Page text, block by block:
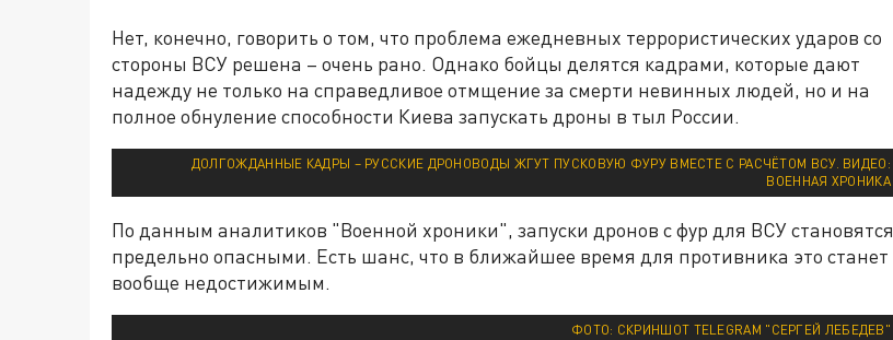
Нет, конечно, говорить о том, что проблема ежедневных террористических ударов со
стороны ВСУ решена – очень рано. Однако бойцы делятся кадрами, которые дают
надежду не только на справедливое отмщение за смерти невинных людей, но и на
полное обнуление способности Киева запускать дроны в тыл России.
ДОЛГОЖДАННЫЕ КАДРЫ – РУССКИЕ ДРОНОВОДЫ ЖГУТ ПУСКОВУЮ ФУРУ ВМЕСТЕ С РАСЧЁТОМ ВСУ. ВИДЕО:
ВОЕННАЯ ХРОНИКА
По данным аналитиков "Военной хроники", запуски дронов с фур для ВСУ становятся
предельно опасными. Есть шанс, что в ближайшее время для противника это станет
вообще недостижимым.
ФОТО: СКРИНШОТ TELEGRAM "СЕРГЕЙ ЛЕБЕДЕВ"